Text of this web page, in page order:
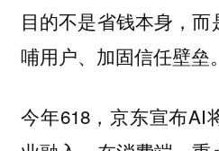
目的不是省钱本身，
哺用户、加固信任壁垒。
今年618，京东宣布AI